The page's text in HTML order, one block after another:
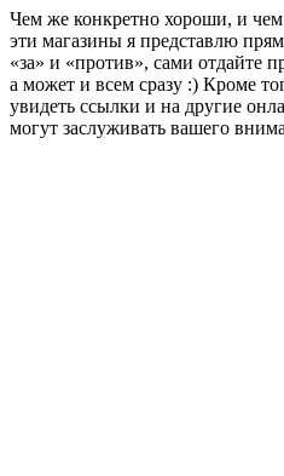
Чем же конкретно хороши, и чем
эти магазины я представлю
«за» и «против», сами отдайте
а может и всем сразу :) Кроме
увидеть ссылки и на другие
могут заслуживать вашего